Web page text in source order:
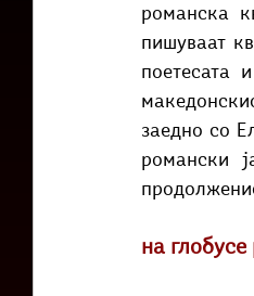
Го зборевме
романска
пишуваат
поетесата
заедно со
романски
на